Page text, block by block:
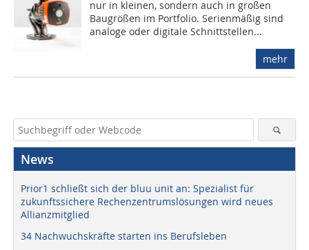
nur in kleinen, sondern auch in großen
Baugrößen im Portfolio. Serienmäßig sind
analoge oder digitale Schnittstellen...
mehr
News
Prior1 schließt sich der bluu unit an: Spezialist für
zukunftssichere Rechenzentrumslösungen wird neues
Allianzmitglied
34 Nachwuchskräfte starten ins Berufsleben